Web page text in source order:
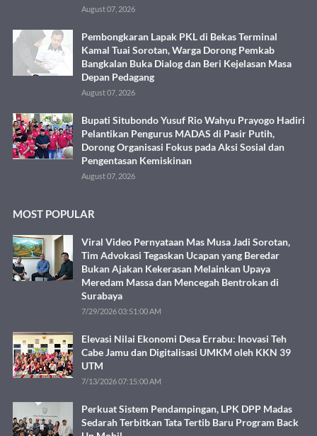
August 07, 2026
Pembongkaran Lapak PKL di Bekas Terminal
Kamal Tuai Sorotan, Warga Dorong Pemkab
Bangkalan Buka Dialog dan Beri Kejelasan Masa
Depan Pedagang
August 07, 2026
Bupati Situbondo Yusuf Rio Wahyu Prayogo Hadiri
Pelantikan Pengurus MADAS di Pasir Putih,
Dorong Organisasi Fokus pada Aksi Sosial dan
Pengentasan Kemiskinan
August 07, 2026
MOST POPULAR
Viral Video Pernyataan Mas Musa Jadi Sorotan,
Tim Advokasi Tegaskan Ucapan yang Beredar
Bukan Ajakan Kekerasan Melainkan Upaya
Meredam Massa dan Mencegah Bentrokan di
Surabaya
7/29/2026 03:51:00 AM
Elevasi Nilai Ekonomi Desa Errabu: Inovasi Teh
Cabe Jamu dan Digitalisasi UMKM oleh KKN 39
UTM
7/13/2026 07:15:00 AM
Perkuat Sistem Pendampingan, LPK DPP Madas
Sedarah Terbitkan Tata Tertib Baru Program Back